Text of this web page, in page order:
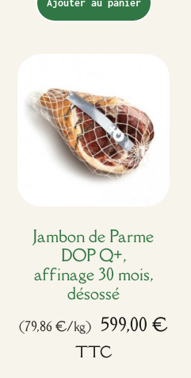
Ajouter au panier
Jambon de Parme
DOP Q+,
affinage 30 mois,
désossé
(79,86 €/kg) 599,00 €
TTC